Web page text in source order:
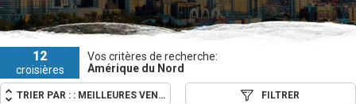
12
croisières
Vos critères de recherche:
Amérique du Nord
TRIER PAR : : MEILLEURES VENTES FILTRER